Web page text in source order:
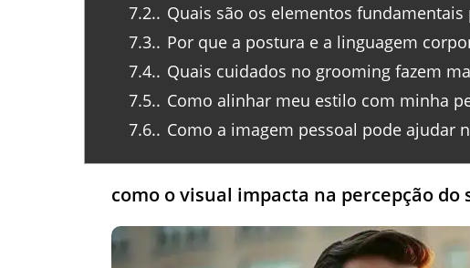
7.2. Quais são os elementos
7.3. Por que a postura e a linguagem
7.4. Quais cuidados no grooming fazem
7.5. Como alinhar meu estilo com minha
7.6. Como a imagem pessoal pode ajudar
como o visual impacta na percepção do